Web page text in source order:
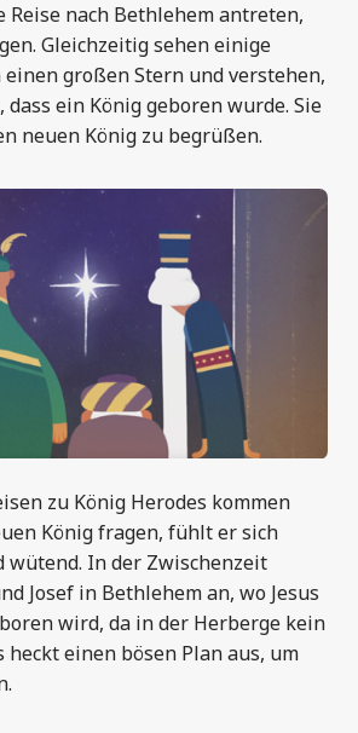
Reise nach Bethlehem antreten,
Gleichzeitig sehen einige
einen großen Stern und verstehen,
dass ein König geboren wurde. Sie
neuen König zu begrüßen.
zu König Herodes kommen
König fragen, fühlt er sich
wütend. In der Zwischenzeit
Josef in Bethlehem an, wo Jesus
wird, da in der Herberge kein
heckt einen bösen Plan aus, um